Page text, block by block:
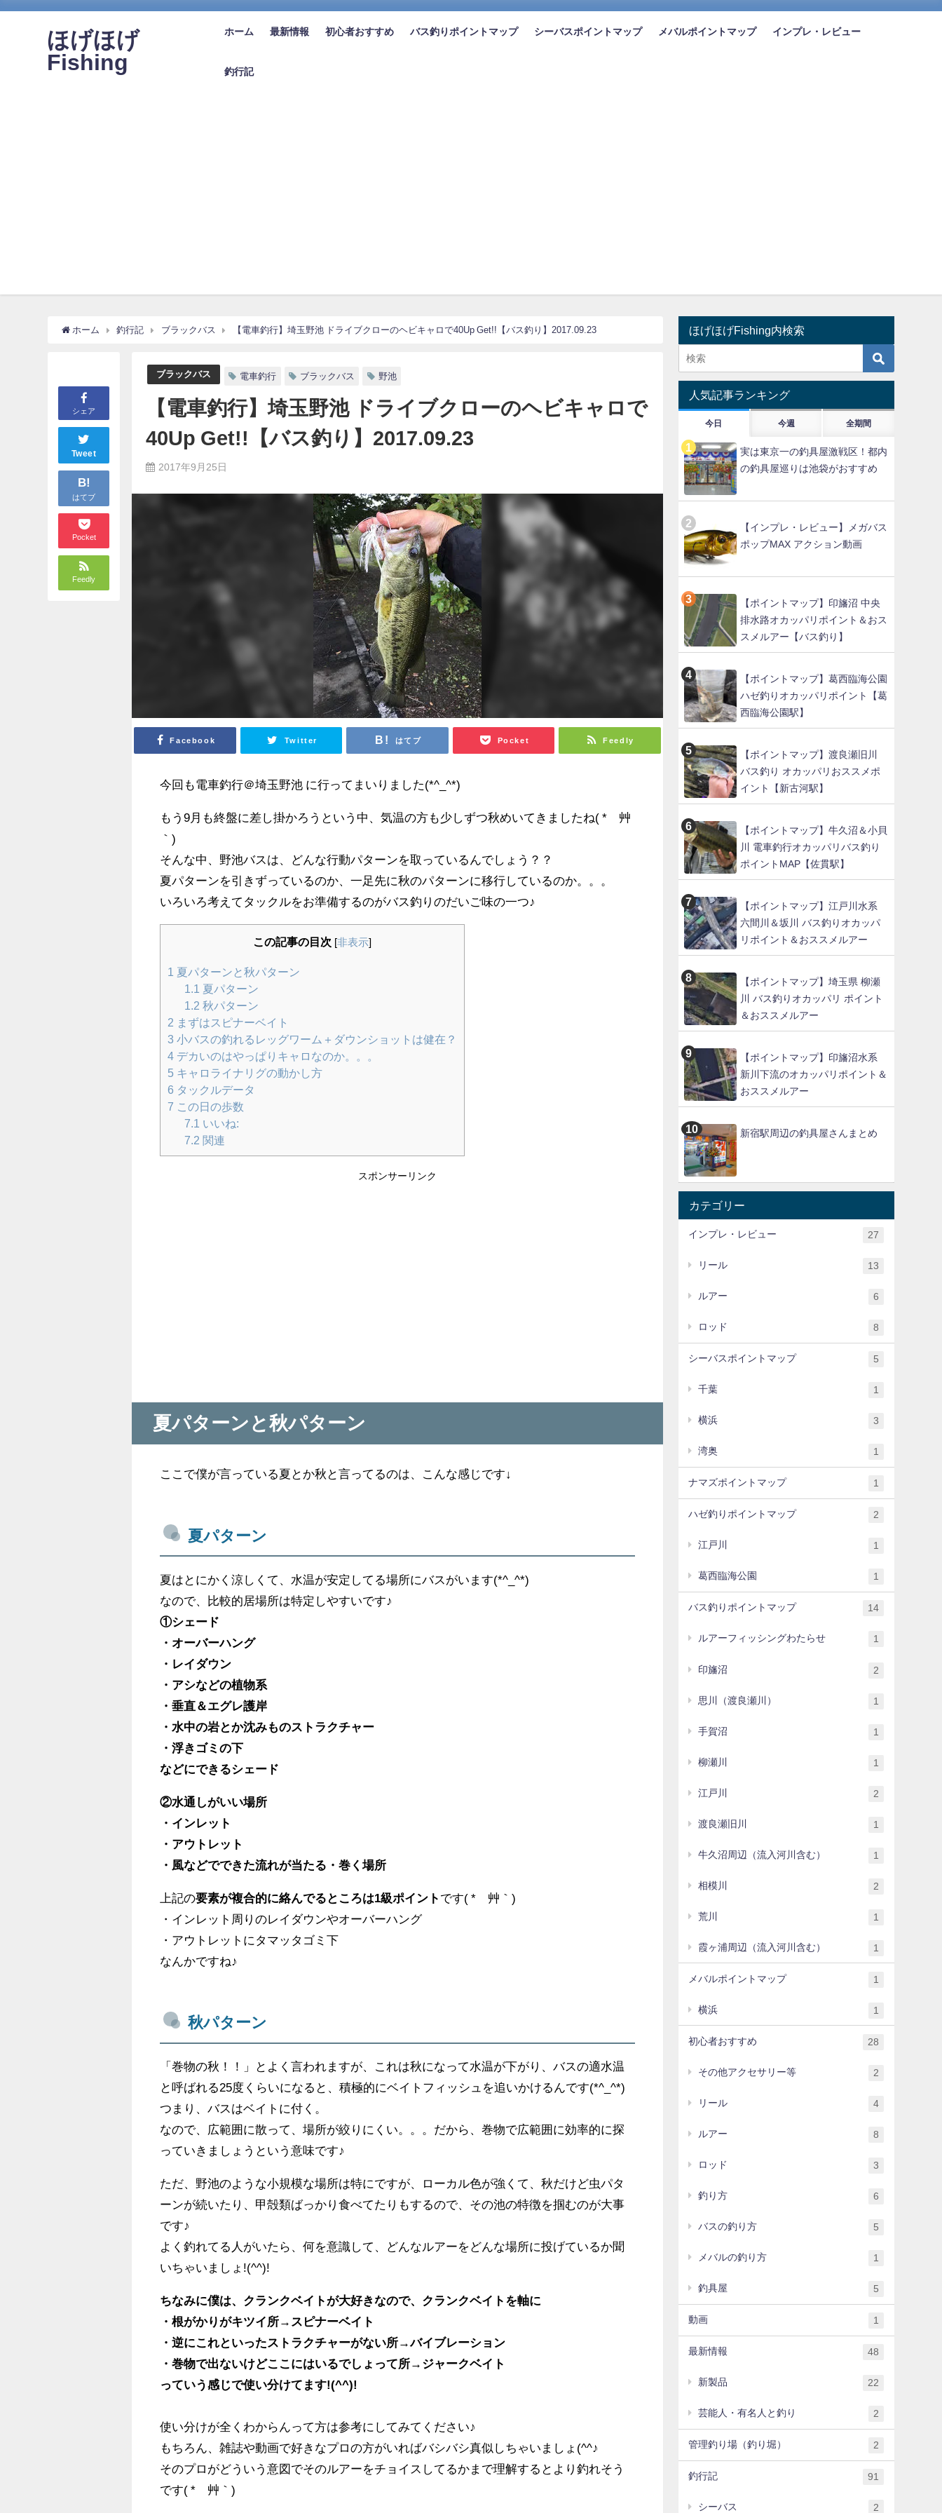
ほげほげ
Fishing
ホーム 最新情報 初心者おすすめ バス釣りポイントマップ シーバスポイントマップ メバルポイントマップ インプレ・レビュー
釣行記
ホーム 釣行記 ブラックバス 【電車釣行】埼玉野池 ドライブクローのヘビキャロで40Up Get!!【バス釣り】2017.09.23
シェア
Tweet
B!
はてブ
Pocket
Feedly
ブラックバス 電車釣行 ブラックバス 野池
【電車釣行】埼玉野池 ドライブクローのヘビキャロで
40Up Get!!【バス釣り】2017.09.23
2017年9月25日
Facebook Twitter はてブ Pocket Feedly
今回も電車釣行＠埼玉野池 に行ってまいりました(*^_^*)
もう9月も終盤に差し掛かろうという中、気温の方も少しずつ秋めいてきましたね( *´艸
｀)
そんな中、野池バスは、どんな行動パターンを取っているんでしょう？？
夏パターンを引きずっているのか、一足先に秋のパターンに移行しているのか。。。
いろいろ考えてタックルをお準備するのがバス釣りのだいご味の一つ♪
この記事の目次 [非表示
1 夏パターンと秋パターン
1.1 夏パターン
1.2 秋パターン
2 まずはスピナーベイト
3 小バスの釣れるレッグワーム＋ダウンショットは健在？
4 デカいのはやっぱりキャロなのか。。。
5 キャロライナリグの動かし方
6 タックルデータ
7 この日の歩数
7.1 いいね:
7.2 関連
スポンサーリンク
夏パターンと秋パターン
ここで僕が言っている夏とか秋と言ってるのは、こんな感じです↓
夏パターン
夏はとにかく涼しくて、水温が安定してる場所にバスがいます(*^_^*)
なので、比較的居場所は特定しやすいです♪
①シェード
・オーバーハング
・レイダウン
・アシなどの植物系
・垂直＆エグレ護岸
・水中の岩とか沈みものストラクチャー
・浮きゴミの下
などにできるシェード
②水通しがいい場所
・インレット
・アウトレット
・風などでできた流れが当たる・巻く場所
上記の要素が複合的に絡んでるところは1級ポイント です( *´艸｀)
・インレット周りのレイダウンやオーバーハング
・アウトレットにタマッタゴミ下
なんかですね♪
秋パターン
「巻物の秋！！」とよく言われますが、これは秋になって水温が下がり、バスの適水温
と呼ばれる25度くらいになると、積極的にベイトフィッシュを追いかけるんです(*^_^*)
つまり、バスはベイトに付く。
なので、広範囲に散って、場所が絞りにくい。。。だから、巻物で広範囲に効率的に探
っていきましょうという意味です♪
ただ、野池のような小規模な場所は特にですが、ローカル色が強くて、秋だけど虫パタ
ーンが続いたり、甲殻類ばっかり食べてたりもするので、その池の特徴を掴むのが大事
です♪
よく釣れてる人がいたら、何を意識して、どんなルアーをどんな場所に投げているか聞
いちゃいましょ!(^^)!
ちなみに僕は、クランクベイトが大好きなので、クランクベイトを軸に
・根がかりがキツイ所→スピナーベイト
・逆にこれといったストラクチャーがない所→バイブレーション
・巻物で出ないけどここにはいるでしょって所→ジャークベイト
っていう感じで使い分けてます!(^^)!
使い分けが全くわからんって方は参考にしてみてください♪
もちろん、雑誌や動画で好きなプロの方がいればバシバシ真似しちゃいましょ(^^♪
そのプロがどういう意図でそのルアーをチョイスしてるかまで理解するとより釣れそう
です( *´艸｀)
ほげほげFishing内検索
人気記事ランキング
今日 今週 全期間
実は東京一の釣具屋激戦区！都内
の釣具屋巡りは池袋がおすすめ
【インプレ・レビュー】メガバス
ポップMAX アクション動画
【ポイントマップ】印旛沼 中央
排水路オカッパリポイント＆おス
スメルアー【バス釣り】
【ポイントマップ】葛西臨海公園
ハゼ釣りオカッパリポイント【葛
西臨海公園駅】
【ポイントマップ】渡良瀬旧川
バス釣り オカッパリおススメポ
イント【新古河駅】
【ポイントマップ】牛久沼＆小貝
川 電車釣行オカッパリバス釣り
ポイントMAP【佐貫駅】
【ポイントマップ】江戸川水系
六間川＆坂川 バス釣りオカッパ
リポイント＆おススメルアー
【ポイントマップ】埼玉県 柳瀬
川 バス釣りオカッパリ ポイント
＆おススメルアー
【ポイントマップ】印旛沼水系
新川下流のオカッパリポイント＆
おススメルアー
新宿駅周辺の釣具屋さんまとめ
カテゴリー
インプレ・レビュー 27
リール 13
ルアー 6
ロッド 8
シーバスポイントマップ 5
千葉 1
横浜 3
湾奥 1
ナマズポイントマップ 1
ハゼ釣りポイントマップ 2
江戸川 1
葛西臨海公園 1
バス釣りポイントマップ 14
ルアーフィッシングわたらせ 1
印旛沼 2
思川（渡良瀬川） 1
手賀沼 1
柳瀬川 1
江戸川 2
渡良瀬旧川 1
牛久沼周辺（流入河川含む） 1
相模川 2
荒川 1
霞ヶ浦周辺（流入河川含む） 1
メバルポイントマップ 1
横浜 1
初心者おすすめ 28
その他アクセサリー等 2
リール 4
ルアー 8
ロッド 3
釣り方 6
バスの釣り方 5
メバルの釣り方 1
釣具屋 5
動画 1
最新情報 48
新製品 22
芸能人・有名人と釣り 2
管理釣り場（釣り堀） 2
釣行記 91
シーバス 2